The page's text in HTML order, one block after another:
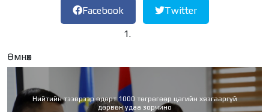
Facebook Twitter
Өмнөх
Нийтийн тээврээр өдөрт 1000 төгрөгөөр цагийн хязгааргүй
дөрвөн удаа зорчино